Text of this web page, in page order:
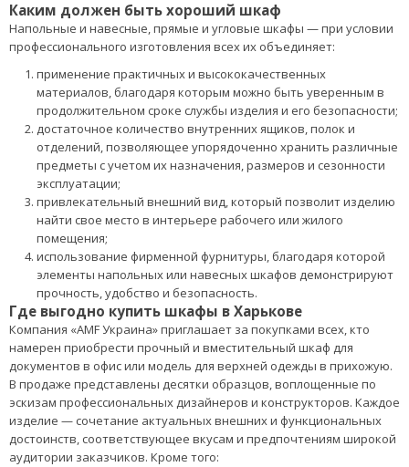
Каким должен быть хороший шкаф
Напольные и навесные, прямые и угловые шкафы — при условии
профессионального изготовления всех их объединяет:
применение практичных и высококачественных
материалов, благодаря которым можно быть уверенным в
продолжительном сроке службы изделия и его безопасности;
достаточное количество внутренних ящиков, полок и
отделений, позволяющее упорядоченно хранить различные
предметы с учетом их назначения, размеров и сезонности
эксплуатации;
привлекательный внешний вид, который позволит изделию
найти свое место в интерьере рабочего или жилого
помещения;
использование фирменной фурнитуры, благодаря которой
элементы напольных или навесных шкафов демонстрируют
прочность, удобство и безопасность.
Где выгодно купить шкафы в Харькове
Компания «AMF Украина» приглашает за покупками всех, кто
намерен приобрести прочный и вместительный шкаф для
документов в офис или модель для верхней одежды в прихожую.
В продаже представлены десятки образцов, воплощенные по
эскизам профессиональных дизайнеров и конструкторов. Каждое
изделие — сочетание актуальных внешних и функциональных
достоинств, соответствующее вкусам и предпочтениям широкой
аудитории заказчиков. Кроме того: